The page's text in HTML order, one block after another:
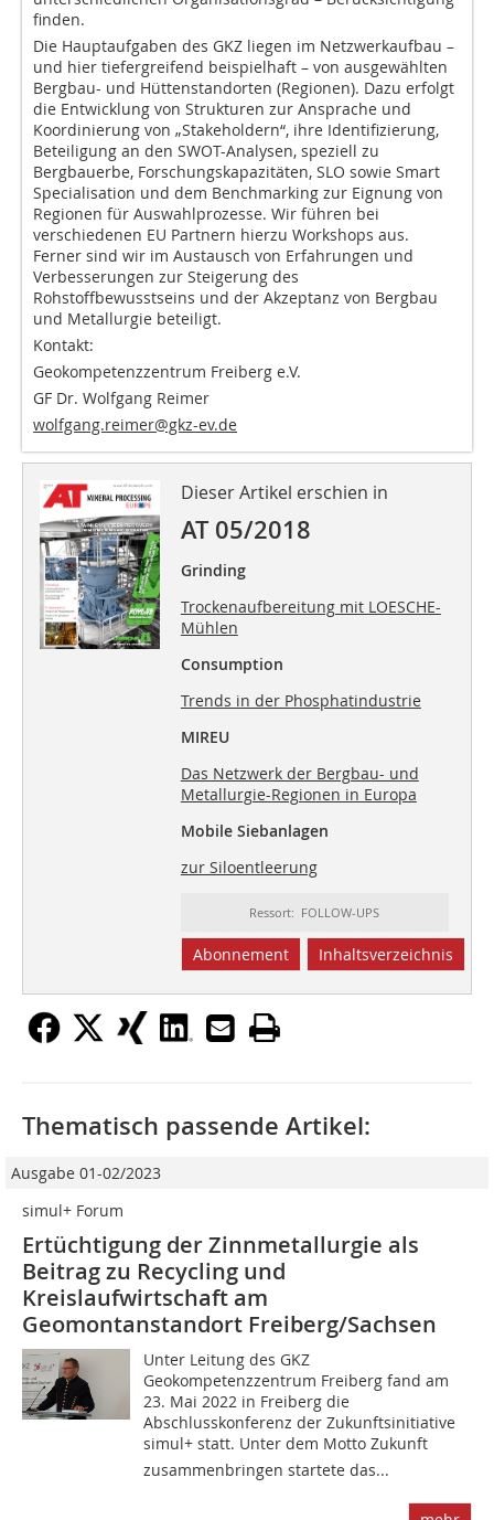
finden.
Die Hauptaufgaben des GKZ liegen im Netzwerkaufbau –
und hier tiefergreifend beispielhaft – von ausgewählten
Bergbau- und Hüttenstandorten (Regionen). Dazu erfolgt
die Entwicklung von Strukturen zur Ansprache und
Koordinierung von „Stakeholdern“, ihre Identifizierung,
Beteiligung an den SWOT-Analysen, speziell zu
Bergbauerbe, Forschungskapazitäten, SLO sowie Smart
Specialisation und dem Benchmarking zur Eignung von
Regionen für Auswahlprozesse. Wir führen bei
verschiedenen EU Partnern hierzu Workshops aus.
Ferner sind wir im Austausch von Erfahrungen und
Verbesserungen zur Steigerung des
Rohstoffbewusstseins und der Akzeptanz von Bergbau
und Metallurgie beteiligt.
Kontakt:
Geokompetenzzentrum Freiberg e.V.
GF Dr. Wolfgang Reimer
wolfgang.reimer@gkz-ev.de
Dieser Artikel erschien in
AT 05/2018
Grinding
Trockenaufbereitung mit LOESCHE-
Mühlen
Consumption
Trends in der Phosphatindustrie
MIREU
Das Netzwerk der Bergbau- und
Metallurgie-Regionen in Europa
Mobile Siebanlagen
zur Siloentleerung
Ressort: FOLLOW-UPS
Abonnement Inhaltsverzeichnis
Thematisch passende Artikel:
Ausgabe 01-02/2023
simul+ Forum
Ertüchtigung der Zinnmetallurgie als
Beitrag zu Recycling und
Kreislaufwirtschaft am
Geomontanstandort Freiberg/Sachsen
Unter Leitung des GKZ
Geokompetenzzentrum Freiberg fand am
23. Mai 2022 in Freiberg die
Abschlusskonferenz der Zukunftsinitiative
simul+ statt. Unter dem Motto Zukunft
zusammenbringen startete das...